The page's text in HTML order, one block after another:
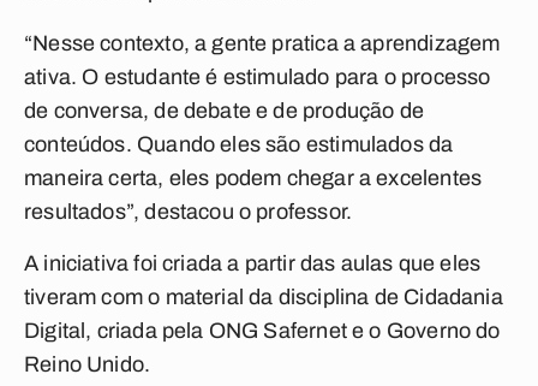
“Nesse contexto, a gente pratica a aprendizagem
ativa. O estudante é estimulado para o processo
de conversa, de debate e de produção de
conteúdos. Quando eles são estimulados da
maneira certa, eles podem chegar a excelentes
resultados”, destacou o professor.
A iniciativa foi criada a partir das aulas que eles
tiveram com o material da disciplina de Cidadania
Digital, criada pela ONG Safernet e o Governo do
Reino Unido.